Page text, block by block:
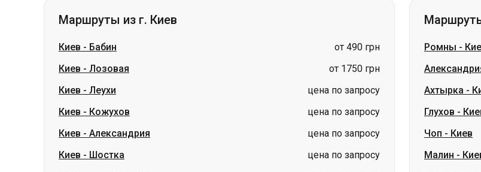
Киев-Леухи
Киев-Кожухов
цена по запросу
Киев-Александрия
цена по запросу
Киев-Шостка
цена по запросу
Киев-Владимировка
цена по запросу
Киев-Знаменка
цена по запросу
Киев-Шахтарское (Першотравенск)
цена по запросу
Ахтырка-
Глухов-
Чоп-Киев
Малин-
Бурштын-
Коростень
Знаменка-